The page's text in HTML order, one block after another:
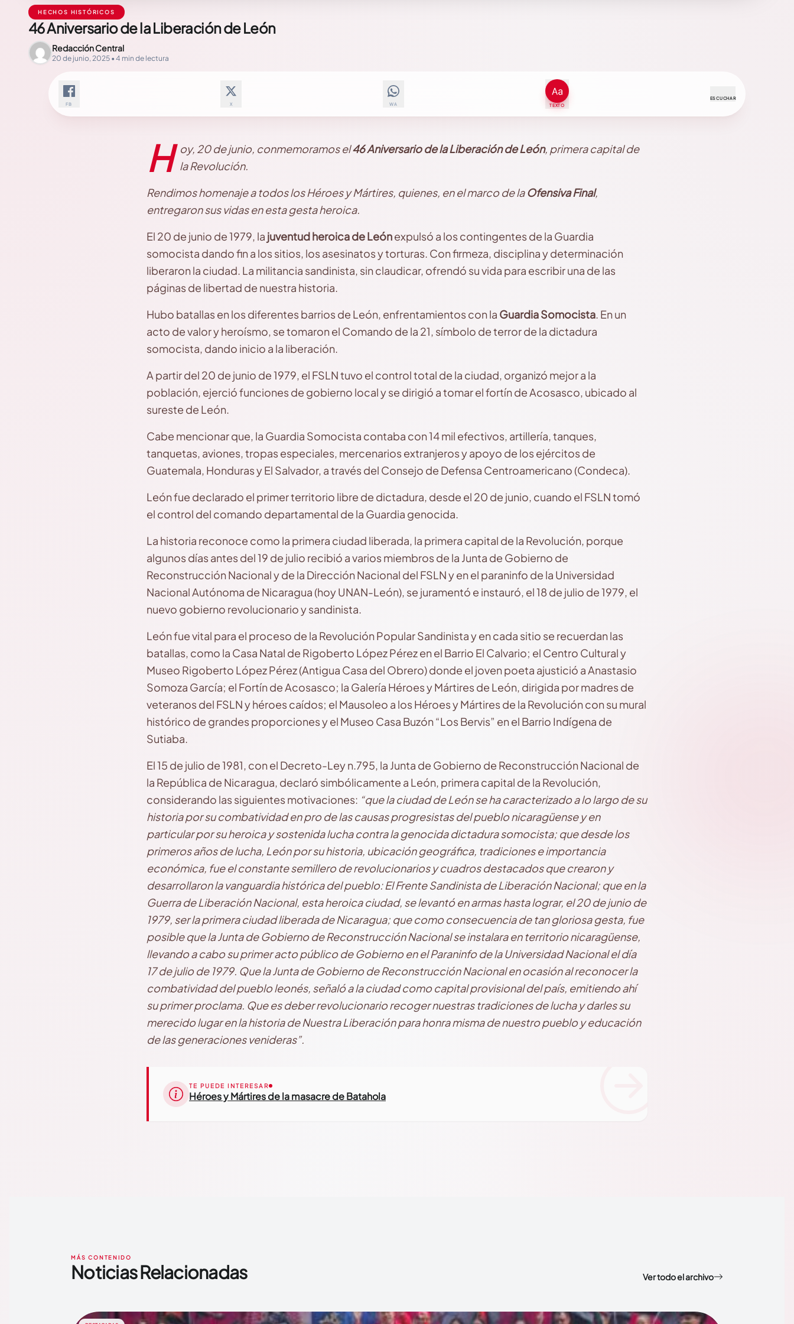
HECHOS HISTÓRICOS
46 Aniversario de la Liberación de León
Redacción Central
20 de junio, 2025 • 4 min de lectura
FB X WA TEXTO
ESCUCHAR
H oy, 20 de junio, conmemoramos el46 Aniversario de la Liberación de León, primera capital de
la Revolución.
Rendimos homenaje a todos los Héroes y Mártires, quienes, en el marco de laOfensiva Final,
entregaron sus vidas en esta gesta heroica.
El 20 de junio de 1979, la juventud heroica de Leónexpulsó a los contingentes de la Guardia
somocista dando fin a los sitios, los asesinatos y torturas. Con firmeza, disciplina y determinación
liberaron la ciudad. La militancia sandinista, sin claudicar, ofrendó su vida para escribir una de las
páginas de libertad de nuestra historia.
Hubo batallas en los diferentes barrios de León, enfrentamientos con la Guardia Somocista. En un
acto de valor y heroísmo, se tomaron el Comando de la 21, símbolo de terror de la dictadura
somocista, dando inicio a la liberación.
A partir del 20 de junio de 1979, el FSLN tuvo el control total de la ciudad, organizó mejor a la
población, ejerció funciones de gobierno local y se dirigió a tomar el fortín de Acosasco, ubicado al
sureste de León.
Cabe mencionar que, la Guardia Somocista contaba con 14 mil efectivos, artillería, tanques,
tanquetas, aviones, tropas especiales, mercenarios extranjeros y apoyo de los ejércitos de
Guatemala, Honduras y El Salvador, a través del Consejo de Defensa Centroamericano (Condeca).
León fue declarado el primer territorio libre de dictadura, desde el 20 de junio, cuando el FSLN tomó
el control del comando departamental de la Guardia genocida.
La historia reconoce como la primera ciudad liberada, la primera capital de la Revolución, porque
algunos días antes del 19 de julio recibió a varios miembros de la Junta de Gobierno de
Reconstrucción Nacional y de la Dirección Nacional del FSLN y en el paraninfo de la Universidad
Nacional Autónoma de Nicaragua (hoy UNAN-León), se juramentó e instauró, el 18 de julio de 1979, el
nuevo gobierno revolucionario y sandinista.
León fue vital para el proceso de la Revolución Popular Sandinista y en cada sitio se recuerdan las
batallas, como la Casa Natal de Rigoberto López Pérez en el Barrio El Calvario; el Centro Cultural y
Museo Rigoberto López Pérez (Antigua Casa del Obrero) donde el joven poeta ajustició a Anastasio
Somoza García; el Fortín de Acosasco; la Galería Héroes y Mártires de León, dirigida por madres de
veteranos del FSLN y héroes caídos; el Mausoleo a los Héroes y Mártires de la Revolución con su mural
histórico de grandes proporciones y el Museo Casa Buzón “Los Bervis” en el Barrio Indígena de
Sutiaba.
El 15 de julio de 1981, con el Decreto-Ley n.795, la Junta de Gobierno de Reconstrucción Nacional de
la República de Nicaragua, declaró simbólicamente a León, primera capital de la Revolución,
considerando las siguientes motivaciones: “que la ciudad de León se ha caracterizado a lo largo de su
historia por su combatividad en pro de las causas progresistas del pueblo nicaragüense y en
particular por su heroica y sostenida lucha contra la genocida dictadura somocista; que desde los
primeros años de lucha, León por su historia, ubicación geográfica, tradiciones e importancia
económica, fue el constante semillero de revolucionarios y cuadros destacados que crearon y
desarrollaron la vanguardia histórica del pueblo: El Frente Sandinista de Liberación Nacional; que en la
Guerra de Liberación Nacional, esta heroica ciudad, se levantó en armas hasta lograr, el 20 de junio de
1979, ser la primera ciudad liberada de Nicaragua; que como consecuencia de tan gloriosa gesta, fue
posible que la Junta de Gobierno de Reconstrucción Nacional se instalara en territorio nicaragüense,
llevando a cabo su primer acto público de Gobierno en el Paraninfo de la Universidad Nacional el día
17 de julio de 1979. Que la Junta de Gobierno de Reconstrucción Nacional en ocasión al reconocer la
combatividad del pueblo leonés, señaló a la ciudad como capital provisional del país, emitiendo ahí
su primer proclama. Que es deber revolucionario recoger nuestras tradiciones de lucha y darles su
merecido lugar en la historia de Nuestra Liberación para honra misma de nuestro pueblo y educación
de las generaciones venideras”.
TE PUEDE INTERESAR
Héroes y Mártires de la masacre de Batahola
MÁS CONTENIDO
Noticias Relacionadas Ver todo el archivo